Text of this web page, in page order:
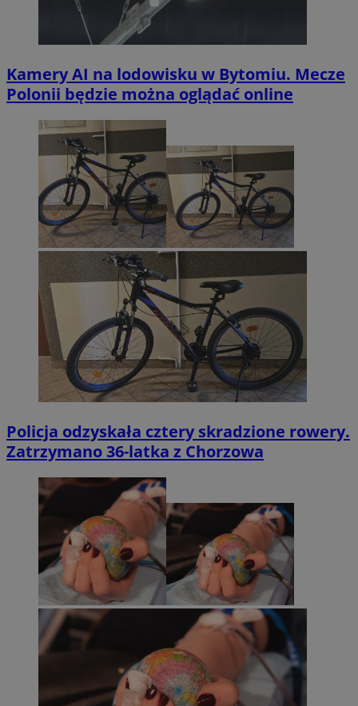
Kamery AI na lodowisku w Bytomiu. Mecze
Polonii będzie można oglądać online
Policja odzyskała cztery skradzione rowery.
Zatrzymano 36-latka z Chorzowa